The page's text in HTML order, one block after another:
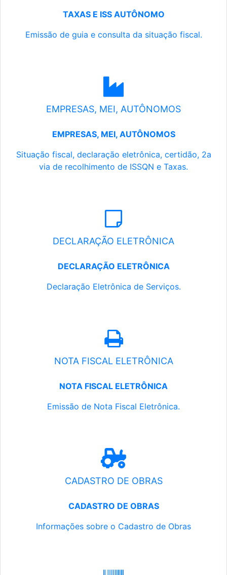
TAXAS E ISS AUTÔNOMO
Emissão de guia e consulta da situação fiscal.
EMPRESAS, MEI, AUTÔNOMOS
EMPRESAS, MEI, AUTÔNOMOS
Situação fiscal, declaração eletrônica, certidão, 2a
via de recolhimento de ISSQN e Taxas.
DECLARAÇÃO ELETRÔNICA
DECLARAÇÃO ELETRÔNICA
Declaração Eletrônica de Serviços.
NOTA FISCAL ELETRÔNICA
NOTA FISCAL ELETRÔNICA
Emissão de Nota Fiscal Eletrônica.
CADASTRO DE OBRAS
CADASTRO DE OBRAS
Informações sobre o Cadastro de Obras